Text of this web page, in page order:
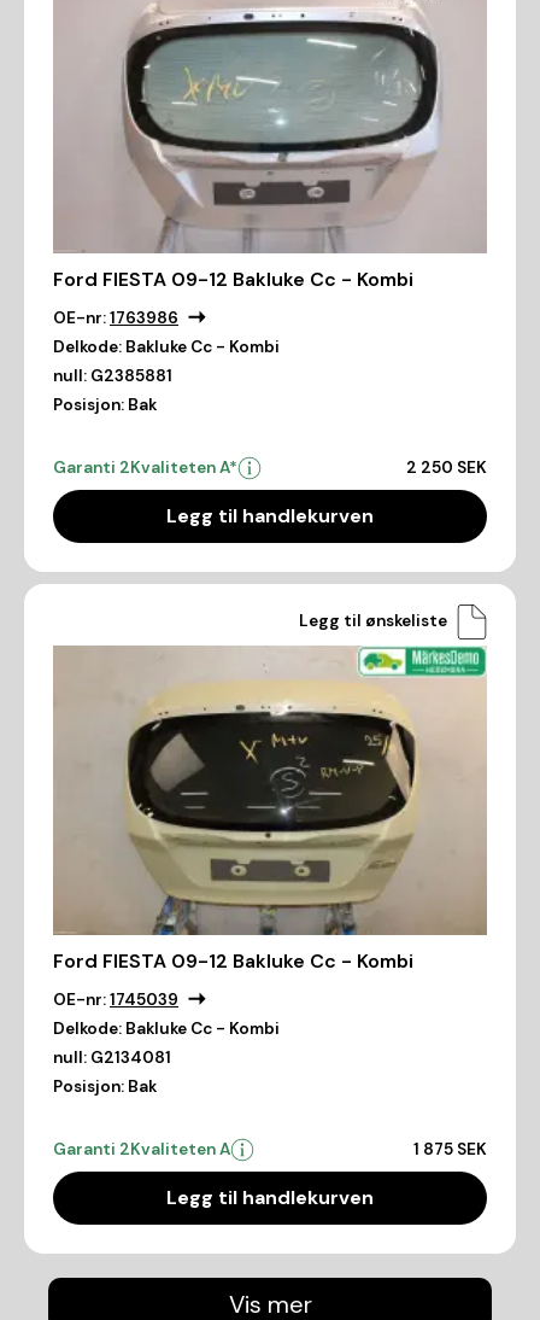
Ford FIESTA 09-12 Bakluke Cc - Kombi
OE-nr:1763986
Delkode: Bakluke Cc - Kombi
null: G2385881
Posisjon: Bak
Garanti 2Kvaliteten A* 2 250 SEK
Legg til handlekurven
Legg til ønskeliste
Ford FIESTA 09-12 Bakluke Cc - Kombi
OE-nr:1745039
Delkode: Bakluke Cc - Kombi
null: G2134081
Posisjon: Bak
Garanti 2Kvaliteten A 1 875 SEK
Legg til handlekurven
Vis mer